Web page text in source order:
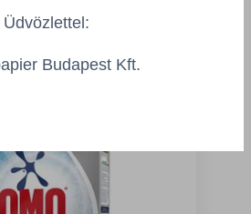
érdeklő
termékek
Üdvözlettel:
Budapest Kft.